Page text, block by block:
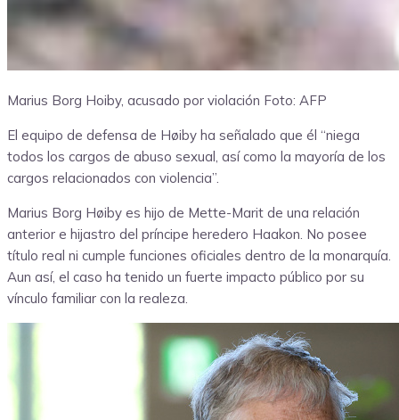
Marius Borg Hoiby, acusado por violación Foto: AFP
El equipo de defensa de Høiby ha señalado que él “niega
todos los cargos de abuso sexual, así como la mayoría de los
cargos relacionados con violencia”.
Marius Borg Høiby es hijo de Mette-Marit de una relación
anterior e hijastro del príncipe heredero Haakon. No posee
título real ni cumple funciones oficiales dentro de la monarquía.
Aun así, el caso ha tenido un fuerte impacto público por su
vínculo familiar con la realeza.